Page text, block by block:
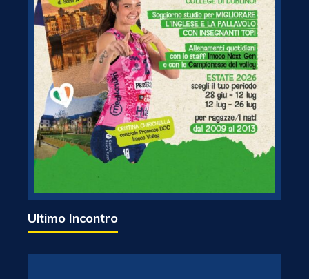
Ultimo Incontro